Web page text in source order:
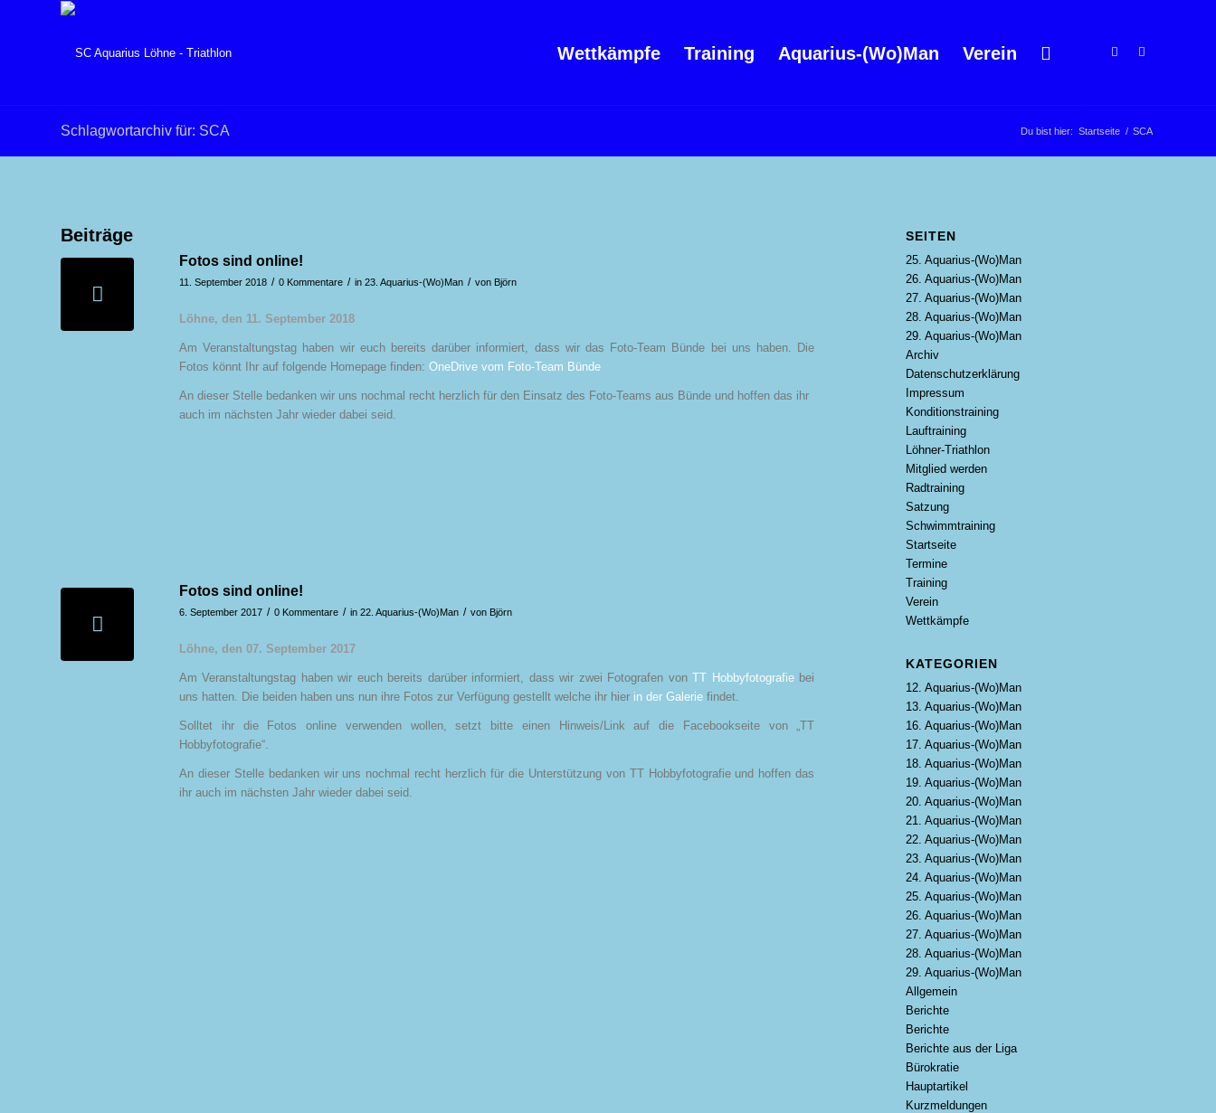
Wettkämpfe Training Aquarius-(Wo)Man Verein
Schlagwortarchiv für: SCA Du bist hier: Startseite / SCA
Beiträge
Fotos sind online!
11. September 2018 / 0 Kommentare / in 23. Aquarius-(Wo)Man / von Björn
Löhne, den 11. September 2018
Am Veranstaltungstag haben wir euch bereits darüber informiert, dass wir das Foto-Team Bünde bei uns haben. Die
Fotos könnt Ihr auf folgende Homepage finden: OneDrive vom Foto-Team Bünde
An dieser Stelle bedanken wir uns nochmal recht herzlich für den Einsatz des Foto-Teams aus Bünde und hoffen das ihr
auch im nächsten Jahr wieder dabei seid.
Fotos sind online!
6. September 2017 / 0 Kommentare / in 22. Aquarius-(Wo)Man / von Björn
Löhne, den 07. September 2017
Am Veranstaltungstag haben wir euch bereits darüber informiert, dass wir zwei Fotografen vonTT Hobbyfotografiebei
uns hatten. Die beiden haben uns nun ihre Fotos zur Verfügung gestellt welche ihr hier in der Galerie findet.
Solltet ihr die Fotos online verwenden wollen, setzt bitte einen Hinweis/Link auf die Facebookseite von „TT
Hobbyfotografie“.
An dieser Stelle bedanken wir uns nochmal recht herzlich für die Unterstützung von TT Hobbyfotografie und hoffen das
ihr auch im nächsten Jahr wieder dabei seid.
SEITEN
25. Aquarius-(Wo)Man
26. Aquarius-(Wo)Man
27. Aquarius-(Wo)Man
28. Aquarius-(Wo)Man
29. Aquarius-(Wo)Man
Archiv
Datenschutzerklärung
Impressum
Konditionstraining
Lauftraining
Löhner-Triathlon
Mitglied werden
Radtraining
Satzung
Schwimmtraining
Startseite
Termine
Training
Verein
Wettkämpfe
KATEGORIEN
12. Aquarius-(Wo)Man
13. Aquarius-(Wo)Man
16. Aquarius-(Wo)Man
17. Aquarius-(Wo)Man
18. Aquarius-(Wo)Man
19. Aquarius-(Wo)Man
20. Aquarius-(Wo)Man
21. Aquarius-(Wo)Man
22. Aquarius-(Wo)Man
23. Aquarius-(Wo)Man
24. Aquarius-(Wo)Man
25. Aquarius-(Wo)Man
26. Aquarius-(Wo)Man
27. Aquarius-(Wo)Man
28. Aquarius-(Wo)Man
29. Aquarius-(Wo)Man
Allgemein
Berichte
Berichte
Berichte aus der Liga
Bürokratie
Hauptartikel
Kurzmeldungen